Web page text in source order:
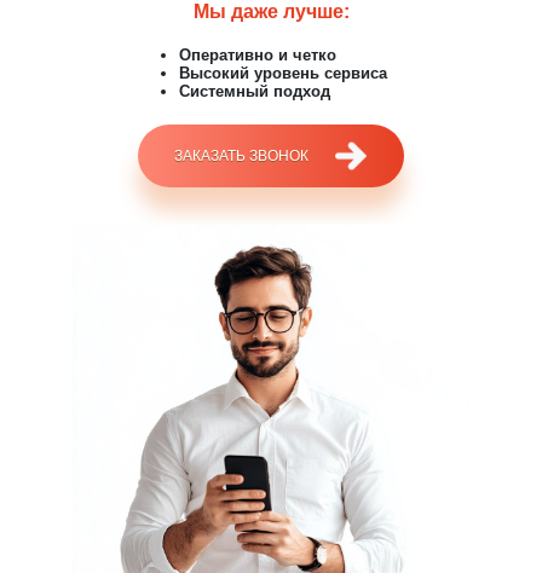
Мы даже лучше:
Оперативно и четко
Высокий уровень сервиса
Системный подход
ЗАКАЗАТЬ ЗВОНОК